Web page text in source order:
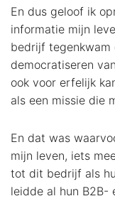
En dus geloof ik
informatie mijn
bedrijf
democratiseren
ook voor erfelijk
als een missie die
En dat was
mijn leven, iets
tot dit bedrijf als
leidde al hun B2B-